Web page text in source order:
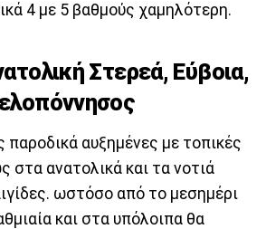
4 με 5 βαθμούς χαμηλότερη.
Στερεά, Εύβοια,
παροδικά αυξημένες με τοπικές
στα ανατολικά και τα νοτιά
ωστόσο από το μεσημέρι
και στα υπόλοιπα θα